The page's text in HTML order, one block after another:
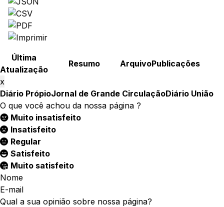
Última
Atualização
Resumo ArquivoPublicações
x
Diário PrópioJornal de Grande CirculaçãoDiário União
O que você achou da nossa página ?
Muito insatisfeito
Insatisfeito
Regular
Satisfeito
Muito satisfeito
Nome
E-mail
Qual a sua opinião sobre nossa página?